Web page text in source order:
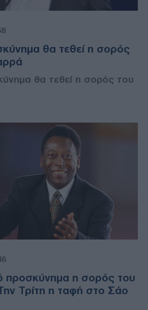
θα τεθεί η σορός
θα τεθεί η σορός του
προσκύνημα η σορός του
Τρίτη η ταφή στο Σάο